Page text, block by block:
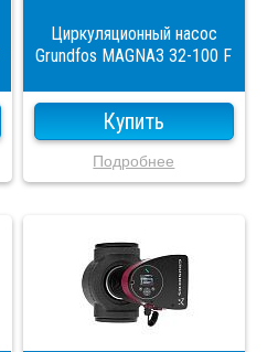
Циркуляционный насос
Grundfos MAGNA3 32-100 F
Купить
Подробнее